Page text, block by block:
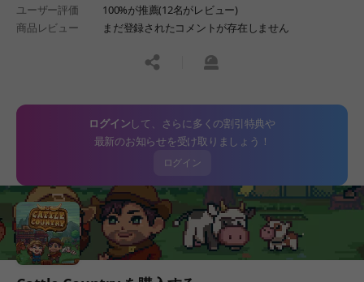
ユーザー評価
100%が推薦(12名がレビュー)
商品レビュー
まだ登録されたコメントが存在しません
공유하기신고하기
ログインして、さらに多くの割引特典や
最新のお知らせを受け取りましょう！
ログイン